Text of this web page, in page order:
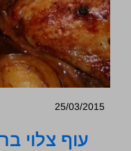
25/03/2015
עוף צלוי